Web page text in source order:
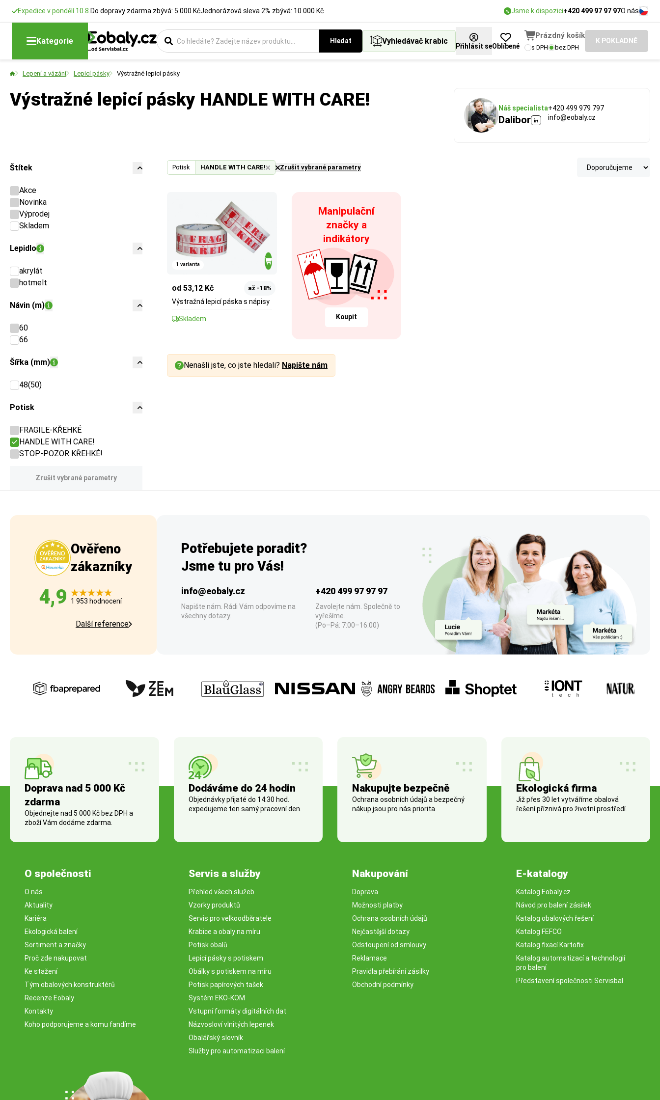
Expedice v pondělí 10.8. Do dopravy zdarma zbývá: 5 000 KčJednorázová sleva 2% zbývá: 10 000 Kč Jsme k dispozici+420 499 97 97 97O nás
Kategorie Hledat Vyhledávač krabic
Přihlásit seOblíbené
Prázdný košík
s DPH bez DPH
K POKLADNĚ
Lepení a vázání Lepicí pásky Výstražné lepicí pásky
Výstražné lepicí pásky HANDLE WITH CARE! Náš specialista
Dalibor
+420 499 979 797
info@eobaly.cz
Štítek
Akce
Novinka
Výprodej
Skladem
Lepidlo
akrylát
hotmelt
Návin (m)
60
66
Šířka (mm)
48(50)
Potisk
FRAGILE-KŘEHKÉ
HANDLE WITH CARE!
STOP-POZOR KŘEHKÉ!
Zrušit vybrané parametry
Potisk HANDLE WITH CARE! Zrušit vybrané parametry
1 varianta
od 53,12 Kč až -18%
Výstražná lepicí páska s nápisy
Skladem
Manipulační
značky a
indikátory
Koupit
Nenašli jste, co jste hledali? Napište nám
Ověřeno
zákazníky
4,9 1 953 hodnocení
Další reference
Potřebujete poradit?
Jsme tu pro Vás!
info@eobaly.cz
Napište nám. Rádi Vám odpovíme na
všechny dotazy.
+420 499 97 97 97
Zavolejte nám. Společně to
vyřešíme.
(Po–Pá: 7:00–16:00)
Doprava nad 5 000 Kč
zdarma
Objednejte nad 5 000 Kč bez DPH a
zboží Vám dodáme zdarma.
Dodáváme do 24 hodin
Objednávky přijaté do 14:30 hod.
expedujeme ten samý pracovní den.
Nakupujte bezpečně
Ochrana osobních údajů a bezpečný
nákup jsou pro nás priorita.
Ekologická firma
Již přes 30 let vytváříme obalová
řešení příznivá pro životní prostředí.
O společnosti
O nás
Aktuality
Kariéra
Ekologická balení
Sortiment a značky
Proč zde nakupovat
Ke stažení
Tým obalových konstruktérů
Recenze Eobaly
Kontakty
Koho podporujeme a komu fandíme
Servis a služby
Přehled všech služeb
Vzorky produktů
Servis pro velkoodběratele
Krabice a obaly na míru
Potisk obalů
Lepicí pásky s potiskem
Obálky s potiskem na míru
Potisk papírových tašek
Systém EKO-KOM
Vstupní formáty digitálních dat
Názvosloví vlnitých lepenek
Obalářský slovník
Služby pro automatizaci balení
Nakupování
Doprava
Možnosti platby
Ochrana osobních údajů
Nejčastější dotazy
Odstoupení od smlouvy
Reklamace
Pravidla přebírání zásilky
Obchodní podmínky
E-katalogy
Katalog Eobaly.cz
Návod pro balení zásilek
Katalog obalových řešení
Katalog FEFCO
Katalog fixací Kartofix
Katalog automatizací a technologií
pro balení
Představení společnosti Servisbal